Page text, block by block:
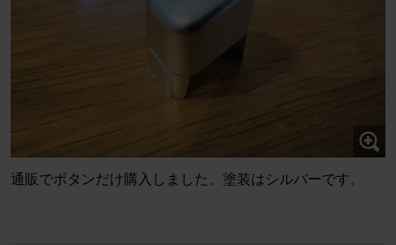
通販でボタンだけ購入しました。塗装はシルバーです。